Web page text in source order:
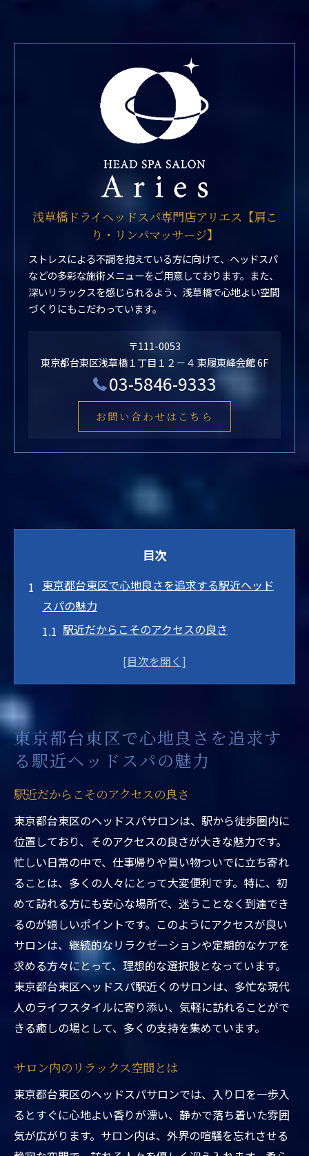
浅草橋ドライヘッドスパ専門店アリエス【肩こ
り・リンパマッサージ】
ストレスによる不調を抱えている方に向けて、ヘッドスパ
などの多彩な施術メニューをご用意しております。また、
深いリラックスを感じられるよう、浅草橋で心地よい空間
づくりにもこだわっています。
〒111-0053
東京都台東区浅草橋１丁目１２－４ 東履東峰会館 6F
03-5846-9333
お問い合わせはこちら
目次
東京都台東区で心地良さを追求する駅近ヘッド
スパの魅力
駅近だからこそのアクセスの良さ
サロン内のリラックス空間とは
駅近ヘッドスパで得られるリフレッシュ効
果
ストレスフリーの時間を提供する東京都台東区
の駅近ヘッドスパ
日常の疲れを忘れる方法
心身の緊張を和らげる施術内容
ストレス解消に役立つヘッドスパの効果
サロンスタッフが提供するフレンドリーな
接客
予約の取りやすさとそのメリット
駅近だからこその利用のしやすさ
東京都台東区ヘッドスパ駅近くで日常から解放
される特別なひととき
特別な時間を演出するサロンの魅力
多様な施術メニューで自分に合ったケアを
忙しい毎日に癒しをプラスする方法
訪れたくなるサロンの雰囲気作り
東京都台東区で心地良さを追求す
る駅近ヘッドスパの魅力
駅近だからこそのアクセスの良さ
東京都台東区のヘッドスパサロンは、駅から徒歩圏内に
位置しており、そのアクセスの良さが大きな魅力です。
忙しい日常の中で、仕事帰りや買い物ついでに立ち寄れ
ることは、多くの人々にとって大変便利です。特に、初
めて訪れる方にも安心な場所で、迷うことなく到達でき
るのが嬉しいポイントです。このようにアクセスが良い
サロンは、継続的なリラクゼーションや定期的なケアを
求める方々にとって、理想的な選択肢となっています。
東京都台東区ヘッドスパ駅近くのサロンは、多忙な現代
人のライフスタイルに寄り添い、気軽に訪れることがで
きる癒しの場として、多くの支持を集めています。
サロン内のリラックス空間とは
東京都台東区のヘッドスパサロンでは、入り口を一歩入
るとすぐに心地よい香りが漂い、静かで落ち着いた雰囲
気が広がります。サロン内は、外界の喧騒を忘れさせる